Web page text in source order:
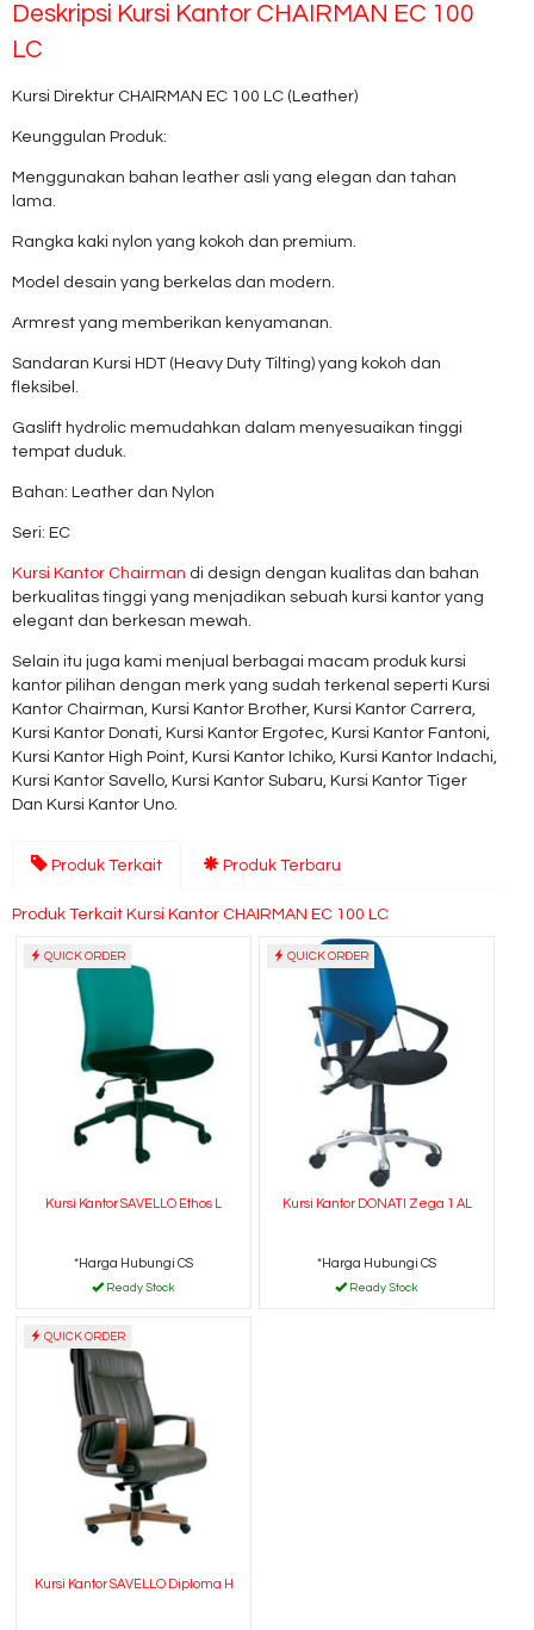
Deskripsi Kursi Kantor CHAIRMAN EC 100
LC
Kursi Direktur CHAIRMAN EC 100 LC (Leather)
Keunggulan Produk:
Menggunakan bahan leather asli yang elegan dan tahan
lama.
Rangka kaki nylon yang kokoh dan premium.
Model desain yang berkelas dan modern.
Armrest yang memberikan kenyamanan.
Sandaran Kursi HDT (Heavy Duty Tilting) yang kokoh dan
fleksibel.
Gaslift hydrolic memudahkan dalam menyesuaikan tinggi
tempat duduk.
Bahan: Leather dan Nylon
Seri: EC
Kursi Kantor Chairman di design dengan kualitas dan bahan
berkualitas tinggi yang menjadikan sebuah kursi kantor yang
elegant dan berkesan mewah.
Selain itu juga kami menjual berbagai macam produk kursi
kantor pilihan dengan merk yang sudah terkenal seperti Kursi
Kantor Chairman, Kursi Kantor Brother, Kursi Kantor Carrera,
Kursi Kantor Donati, Kursi Kantor Ergotec, Kursi Kantor Fantoni,
Kursi Kantor High Point, Kursi Kantor Ichiko, Kursi Kantor Indachi,
Kursi Kantor Savello, Kursi Kantor Subaru, Kursi Kantor Tiger
Dan Kursi Kantor Uno.
Produk Terkait Produk Terbaru
Produk Terkait Kursi Kantor CHAIRMAN EC 100 LC
QUICK ORDER
Kursi Kantor SAVELLO Ethos L
*Harga Hubungi CS
Ready Stock
QUICK ORDER
Kursi Kantor DONATI Zega 1 AL
*Harga Hubungi CS
Ready Stock
QUICK ORDER
Kursi Kantor SAVELLO Diploma H